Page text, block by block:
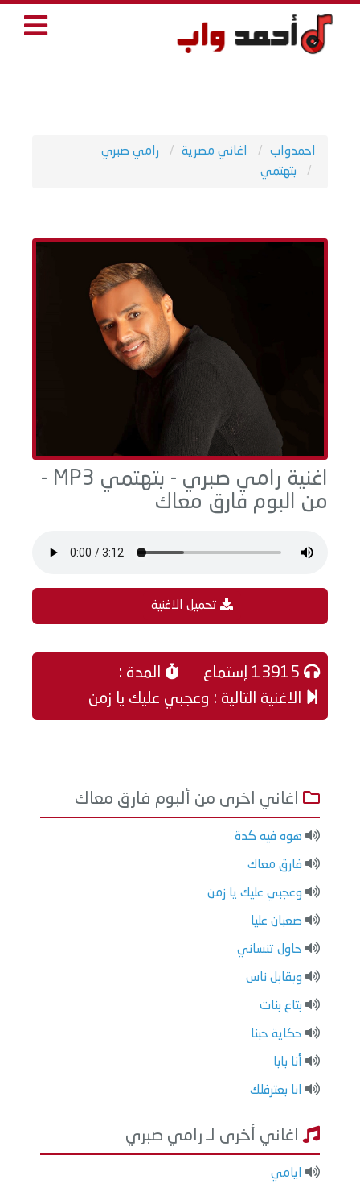
احمدواب اغاني مصرية
رامي صبري
بتهتمي
اغنية رامي صبري - بتهتمي MP3 -
من البوم فارق معاك
تحميل الاغنية
المدة :
الاغنية التالية : وعجبي عليك يا زمن
اغاني اخرى من ألبوم فارق معاك
هوه فيه كدة
فارق معاك
وعجبي عليك يا زمن
صعبان عليا
حاول تنساني
وبقابل ناس
بتاع بنات
حكاية حبنا
أنا بابا
انا بعترفلك
اغاني أخرى لـ رامي صبري
ايامي